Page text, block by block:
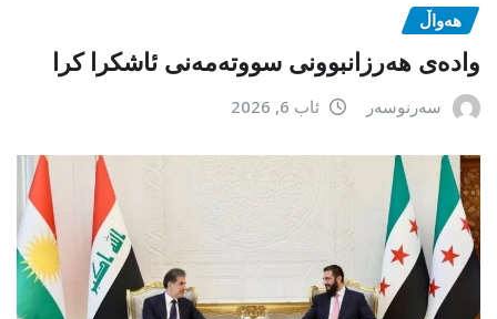
هەواڵ
وادەی هەرزانبوونی سووتەمەنی ئاشکرا کرا
سەرنوسەر ئاب 6, 2026